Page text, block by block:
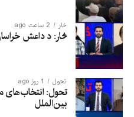
څار 2 ساعت ago
څار: د داعش
تحول 1 روز ago
تحول:
بین‌الملل